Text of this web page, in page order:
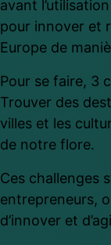
avant
pour innover et
Europe de
Pour se faire, 3
Trouver des
villes et les
de notre flore.
Ces challenges
entrepreneurs,
d’innover et